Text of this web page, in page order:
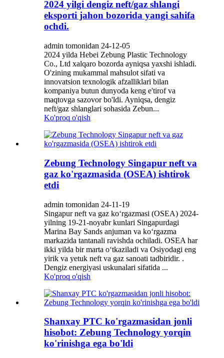
2024 yilgi dengiz neft/gaz shlangi
eksporti jahon bozorida yangi sahifa
ochdi.
admin tomonidan 24-12-05
2024 yilda Hebei Zebung Plastic Technology
Co., Ltd xalqaro bozorda ayniqsa yaxshi ishladi.
O'zining mukammal mahsulot sifati va
innovatsion texnologik afzalliklari bilan
kompaniya butun dunyoda keng e'tirof va
maqtovga sazovor bo'ldi. Ayniqsa, dengiz
neft/gaz shlanglari sohasida Zebun...
Ko'proq o'qish
Zebung Technology Singapur neft va
gaz ko'rgazmasida (OSEA) ishtirok
etdi
admin tomonidan 24-11-19
Singapur neft va gaz ko‘rgazmasi (OSEA) 2024-
yilning 19-21-noyabr kunlari Singapurdagi
Marina Bay Sands anjuman va ko‘rgazma
markazida tantanali ravishda ochiladi. OSEA har
ikki yilda bir marta o‘tkaziladi va Osiyodagi eng
yirik va yetuk neft va gaz sanoati tadbiridir. .
Dengiz energiyasi uskunalari sifatida ...
Ko'proq o'qish
Shanxay PTC ko'rgazmasidan jonli
hisobot: Zebung Technology yorqin
ko'rinishga ega bo'ldi